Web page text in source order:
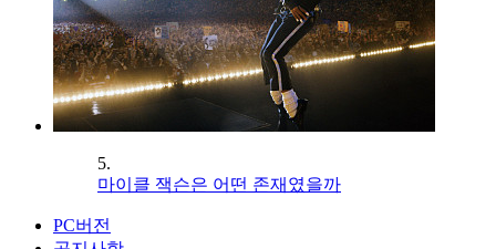
5.
마이클 잭슨은 어떤 존재였을까
PC버전